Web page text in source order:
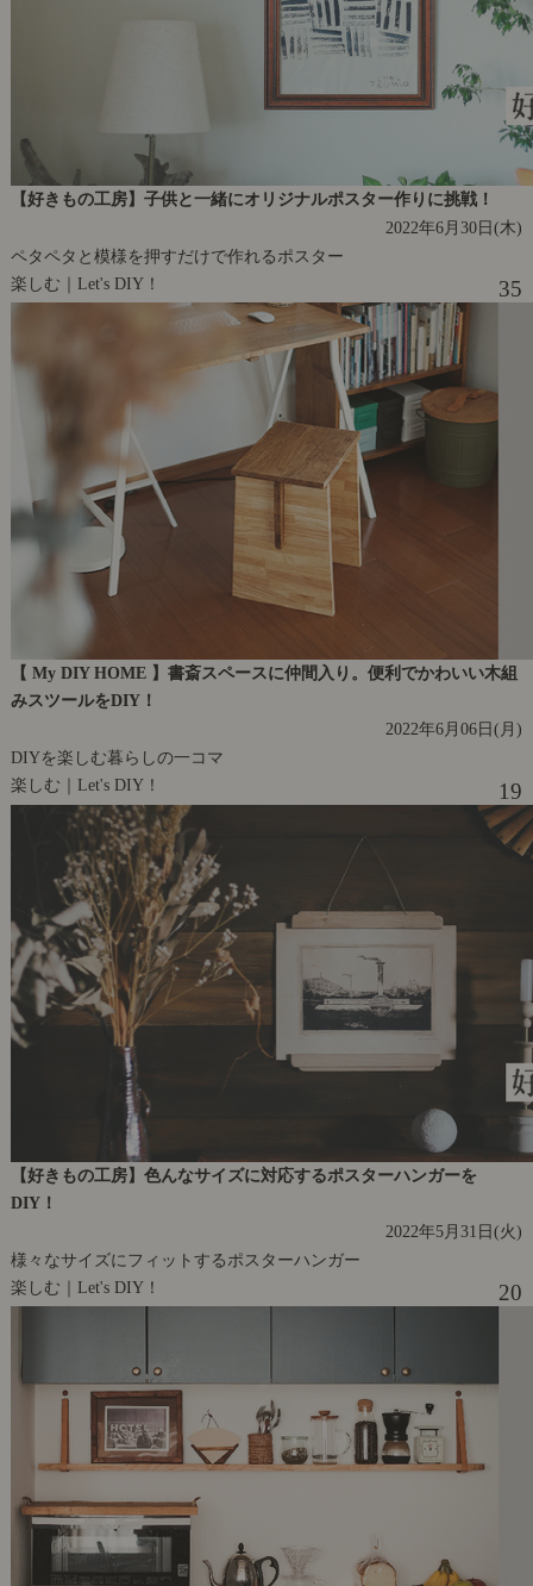
【好きもの工房】子供と一緒にオリジナルポスター作りに挑戦！
2022年6月30日(木)
ペタペタと模様を押すだけで作れるポスター
楽しむ｜Let's DIY！
35
【 My DIY HOME 】書斎スペースに仲間入り。便利でかわいい木組
みスツールをDIY！
2022年6月06日(月)
DIYを楽しむ暮らしの一コマ
楽しむ｜Let's DIY！
19
【好きもの工房】色んなサイズに対応するポスターハンガーを
DIY！
2022年5月31日(火)
様々なサイズにフィットするポスターハンガー
楽しむ｜Let's DIY！
20